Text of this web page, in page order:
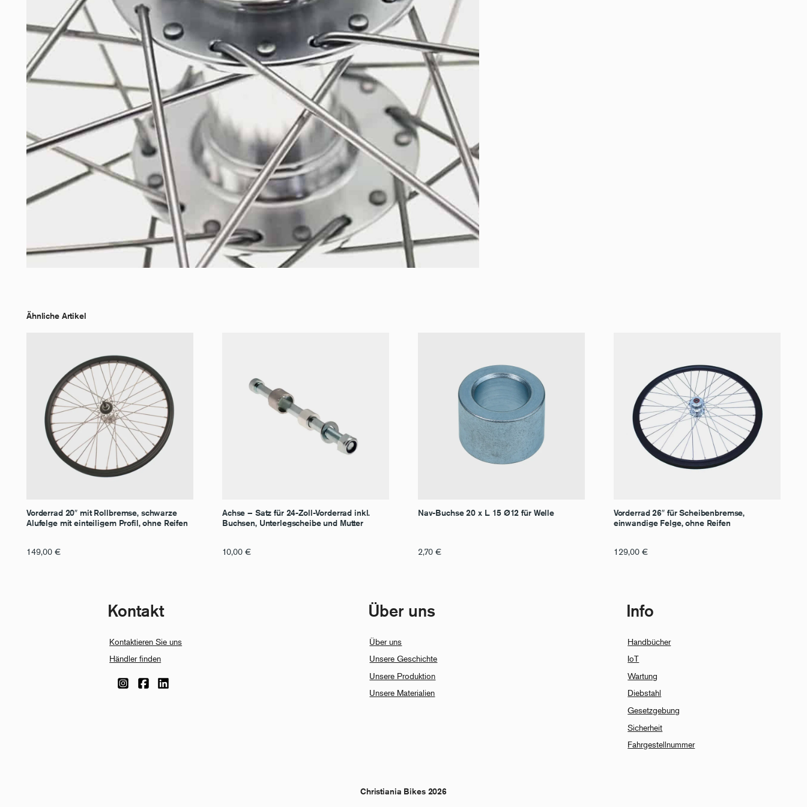
Ähnliche Artikel
Vorderrad 20″ mit Rollbremse, schwarze
Alufelge mit einteiligem Profil, ohne Reifen
149,00 €
Achse – Satz für 24-Zoll-Vorderrad inkl.
Buchsen, Unterlegscheibe und Mutter
10,00 €
Nav-Buchse 20 x L. 15 Ø12 für Welle
2,70 €
Vorderrad 26″ für Scheibenbremse,
einwandige Felge, ohne Reifen
129,00 €
Kontakt
Kontaktieren Sie uns
Händler finden
Über uns
Über uns
Unsere Geschichte
Unsere Produktion
Unsere Materialien
Info
Handbücher
IoT
Wartung
Diebstahl
Gesetzgebung
Sicherheit
Fahrgestellnummer
Christiania Bikes 2026